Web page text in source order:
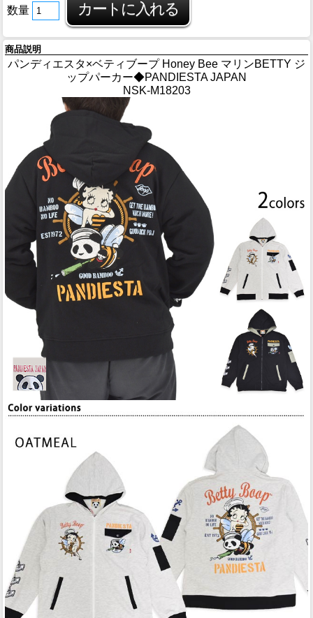
数量
商品説明
パンディエスタ×ベティブープ Honey Bee マリンBETTY ジ
ップパーカー◆PANDIESTA JAPAN
NSK-M18203